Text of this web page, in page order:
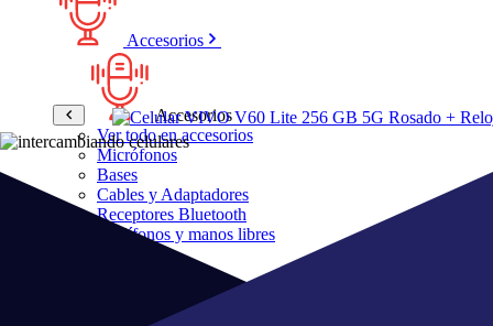
Accesorios
Accesorios
Ver todo en accesorios
Micrófonos
Bases
Cables y Adaptadores
Receptores Bluetooth
Audífonos y manos libres